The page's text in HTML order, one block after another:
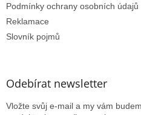
Podmínky ochrany osobních údajů
Reklamace
Slovník pojmů
Odebírat newsletter
Vložte svůj e-mail a my vám